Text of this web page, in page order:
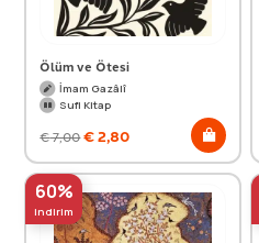
Ölüm ve Ötesi
İmam Gazâlî
Sufi Kitap
€7,00€2,80
60%
indirim